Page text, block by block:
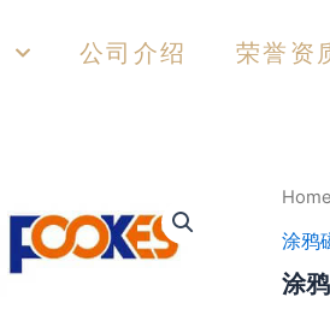
公司介绍 荣誉资
Home
涂鸦
涂